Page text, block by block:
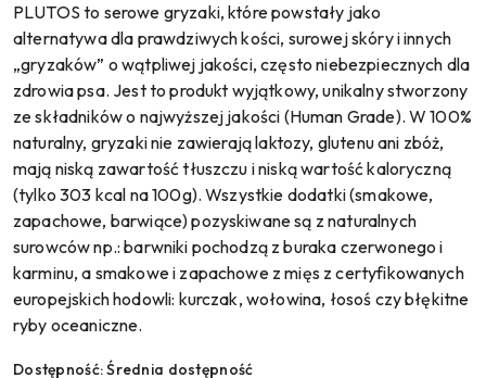
PLUTOS to serowe gryzaki, które powstały jako
alternatywa dla prawdziwych kości, surowej skóry i innych
„gryzaków” o wątpliwej jakości, często niebezpiecznych dla
zdrowia psa. Jest to produkt wyjątkowy, unikalny stworzony
ze składników o najwyższej jakości (Human Grade). W 100%
naturalny, gryzaki nie zawierają laktozy, glutenu ani zbóż,
mają niską zawartość tłuszczu i niską wartość kaloryczną
(tylko 303 kcal na 100g). Wszystkie dodatki (smakowe,
zapachowe, barwiące) pozyskiwane są z naturalnych
surowców np.: barwniki pochodzą z buraka czerwonego i
karminu, a smakowe i zapachowe z mięs z certyfikowanych
europejskich hodowli: kurczak, wołowina, łosoś czy błękitne
ryby oceaniczne.
Dostępność:Średnia dostępność